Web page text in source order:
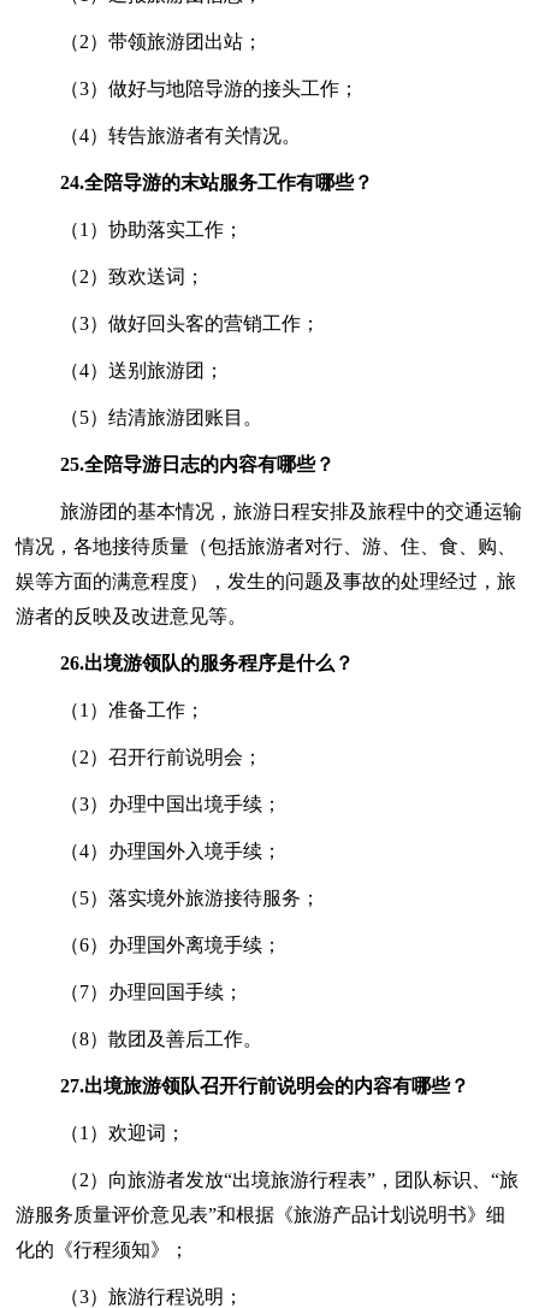
（2）带领旅游团出站；
（3）做好与地陪导游的接头工作；
（4）转告旅游者有关情况。
24.全陪导游的末站服务工作有哪些？
（1）协助落实工作；
（2）致欢送词；
（3）做好回头客的营销工作；
（4）送别旅游团；
（5）结清旅游团账目。
25.全陪导游日志的内容有哪些？
旅游团的基本情况，旅游日程安排及旅程中的交通运输
情况，各地接待质量（包括旅游者对行、游、住、食、购、
娱等方面的满意程度），发生的问题及事故的处理经过，旅
游者的反映及改进意见等。
26.出境游领队的服务程序是什么？
（1）准备工作；
（2）召开行前说明会；
（3）办理中国出境手续；
（4）办理国外入境手续；
（5）落实境外旅游接待服务；
（6）办理国外离境手续；
（7）办理回国手续；
（8）散团及善后工作。
27.出境旅游领队召开行前说明会的内容有哪些？
（1）欢迎词；
（2）向旅游者发放“出境旅游行程表”，团队标识、“旅
游服务质量评价意见表”和根据《旅游产品计划说明书》细
化的《行程须知》；
（3）旅游行程说明；